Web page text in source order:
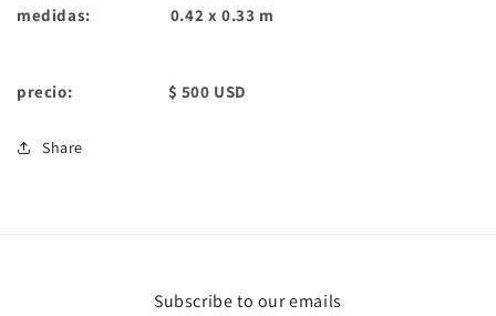
medidas: 0.42 x 0.33 m
precio: $ 500 USD
Share
Subscribe to our emails